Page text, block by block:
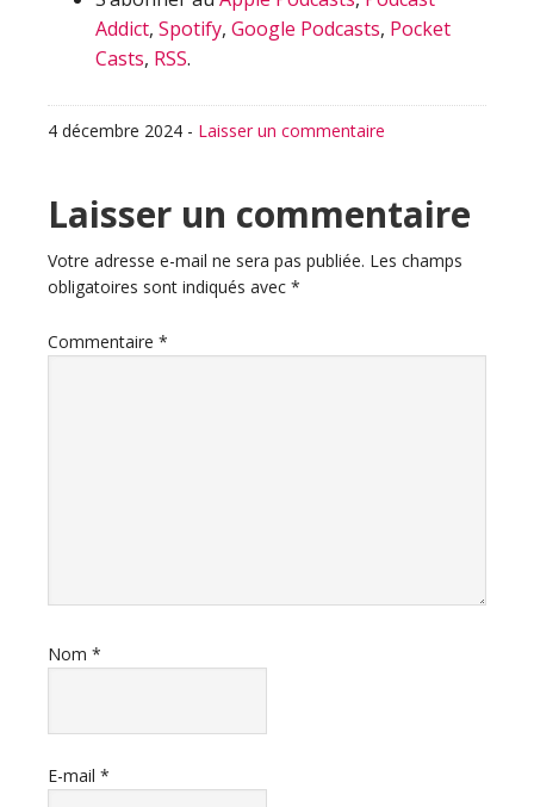
Addict, Spotify, Google Podcasts, Pocket
Casts, RSS.
4 décembre 2024 - Laisser un commentaire
Interactions
du
lecteur
Laisser un commentaire
Votre adresse e-mail ne sera pas publiée. Les champs
obligatoires sont indiqués avec *
Commentaire *
Nom *
E-mail *